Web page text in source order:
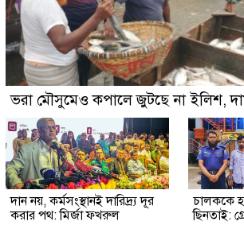
ভরা মৌসুমেও কপালে জুটছে না ইলিশ,
দান নয়, কর্মসংস্থানই দারিদ্র্য দূর
করার পথ: মির্জা ফখরুল
চালককে
ছিনতাই: